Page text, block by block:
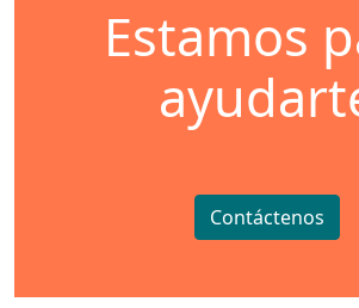
Estamos
Contáctenos